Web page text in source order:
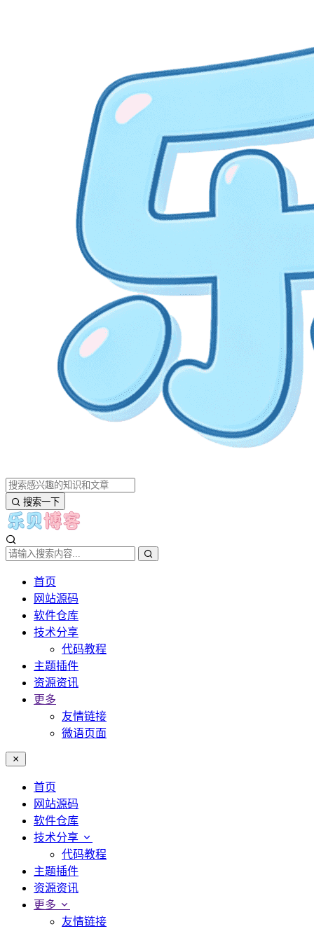
搜索一下
首页
网站源码
软件仓库
技术分享
代码教程
主题插件
资源资讯
更多
友情链接
微语页面
首页
网站源码
软件仓库
技术分享
代码教程
主题插件
资源资讯
更多
友情链接